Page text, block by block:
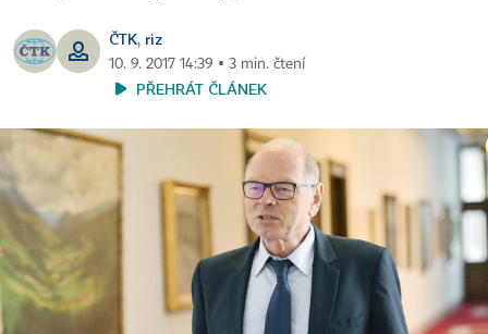
ČTK, riz
10. 9. 2017 14:39 ▪ 3 min. čtení
PŘEHRÁT ČLÁNEK